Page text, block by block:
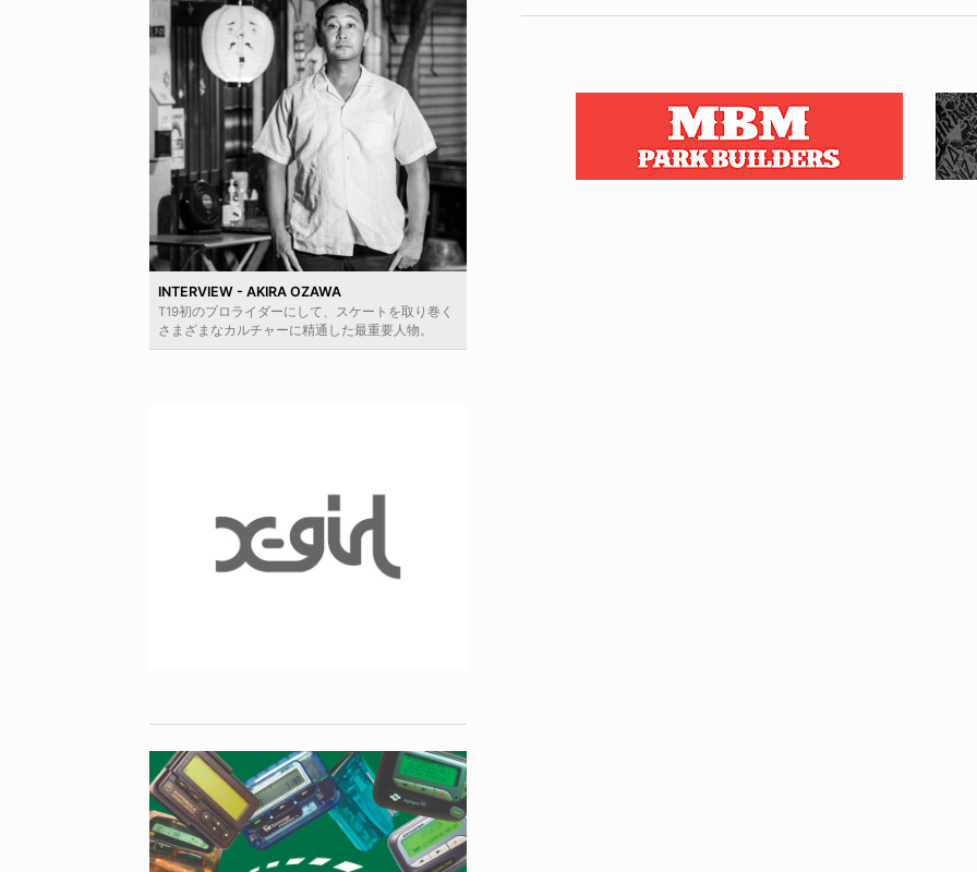
INTERVIEW - AKIRA OZAWA
T19初のプロライダーにして、スケートを取り巻く
さまざまなカルチャーに精通した最重要人物。